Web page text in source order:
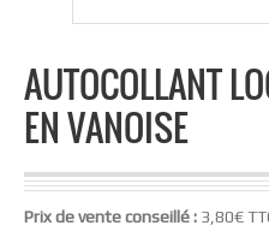
AUTOCOLLANT
EN VANOISE
Prix de vente conseillé : 3,80€